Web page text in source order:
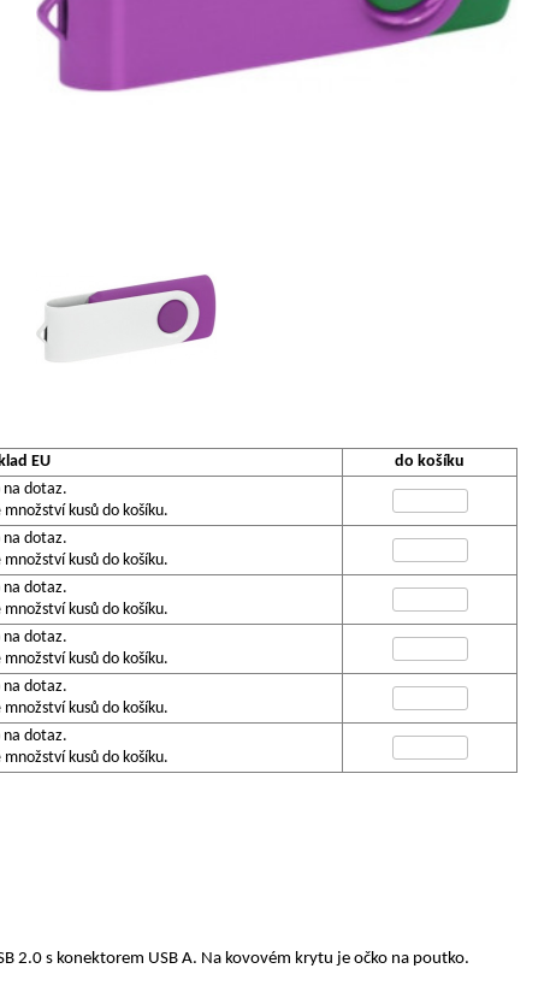
EU do košíku
na dotaz.
kusů do košíku.
na dotaz.
kusů do košíku.
na dotaz.
kusů do košíku.
na dotaz.
kusů do košíku.
na dotaz.
kusů do košíku.
na dotaz.
kusů do košíku.
2.0 s konektorem USB A. Na kovovém krytu je očko na poutko.